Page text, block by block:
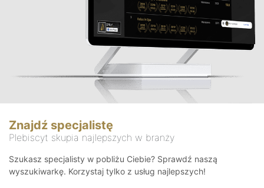
Znajdź specjalistę
Plebiscyt skupia najlepszych w branży
Szukasz specjalisty w pobliżu Ciebie? Sprawdź naszą
wyszukiwarkę. Korzystaj tylko z usług najlepszych!